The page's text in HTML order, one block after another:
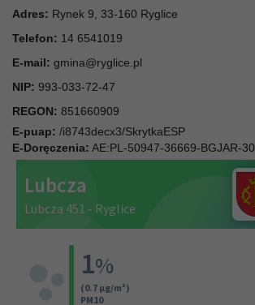
Adres: Rynek 9, 33-160 Ryglice
Telefon: 14 6541019
E-mail: gmina@ryglice.pl
NIP: 993-033-72-47
REGON: 851660909
E-puap: /i8743decx3/SkrytkaESP
E-Doręczenia: AE:PL-50947-36669-BGJAR-30